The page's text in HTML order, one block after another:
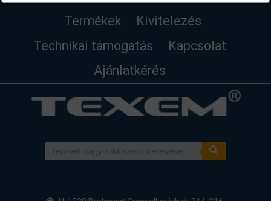
Termékek
Kivitelezés
Technikai támogatás
Kapcsolat
Ajánlatkérés